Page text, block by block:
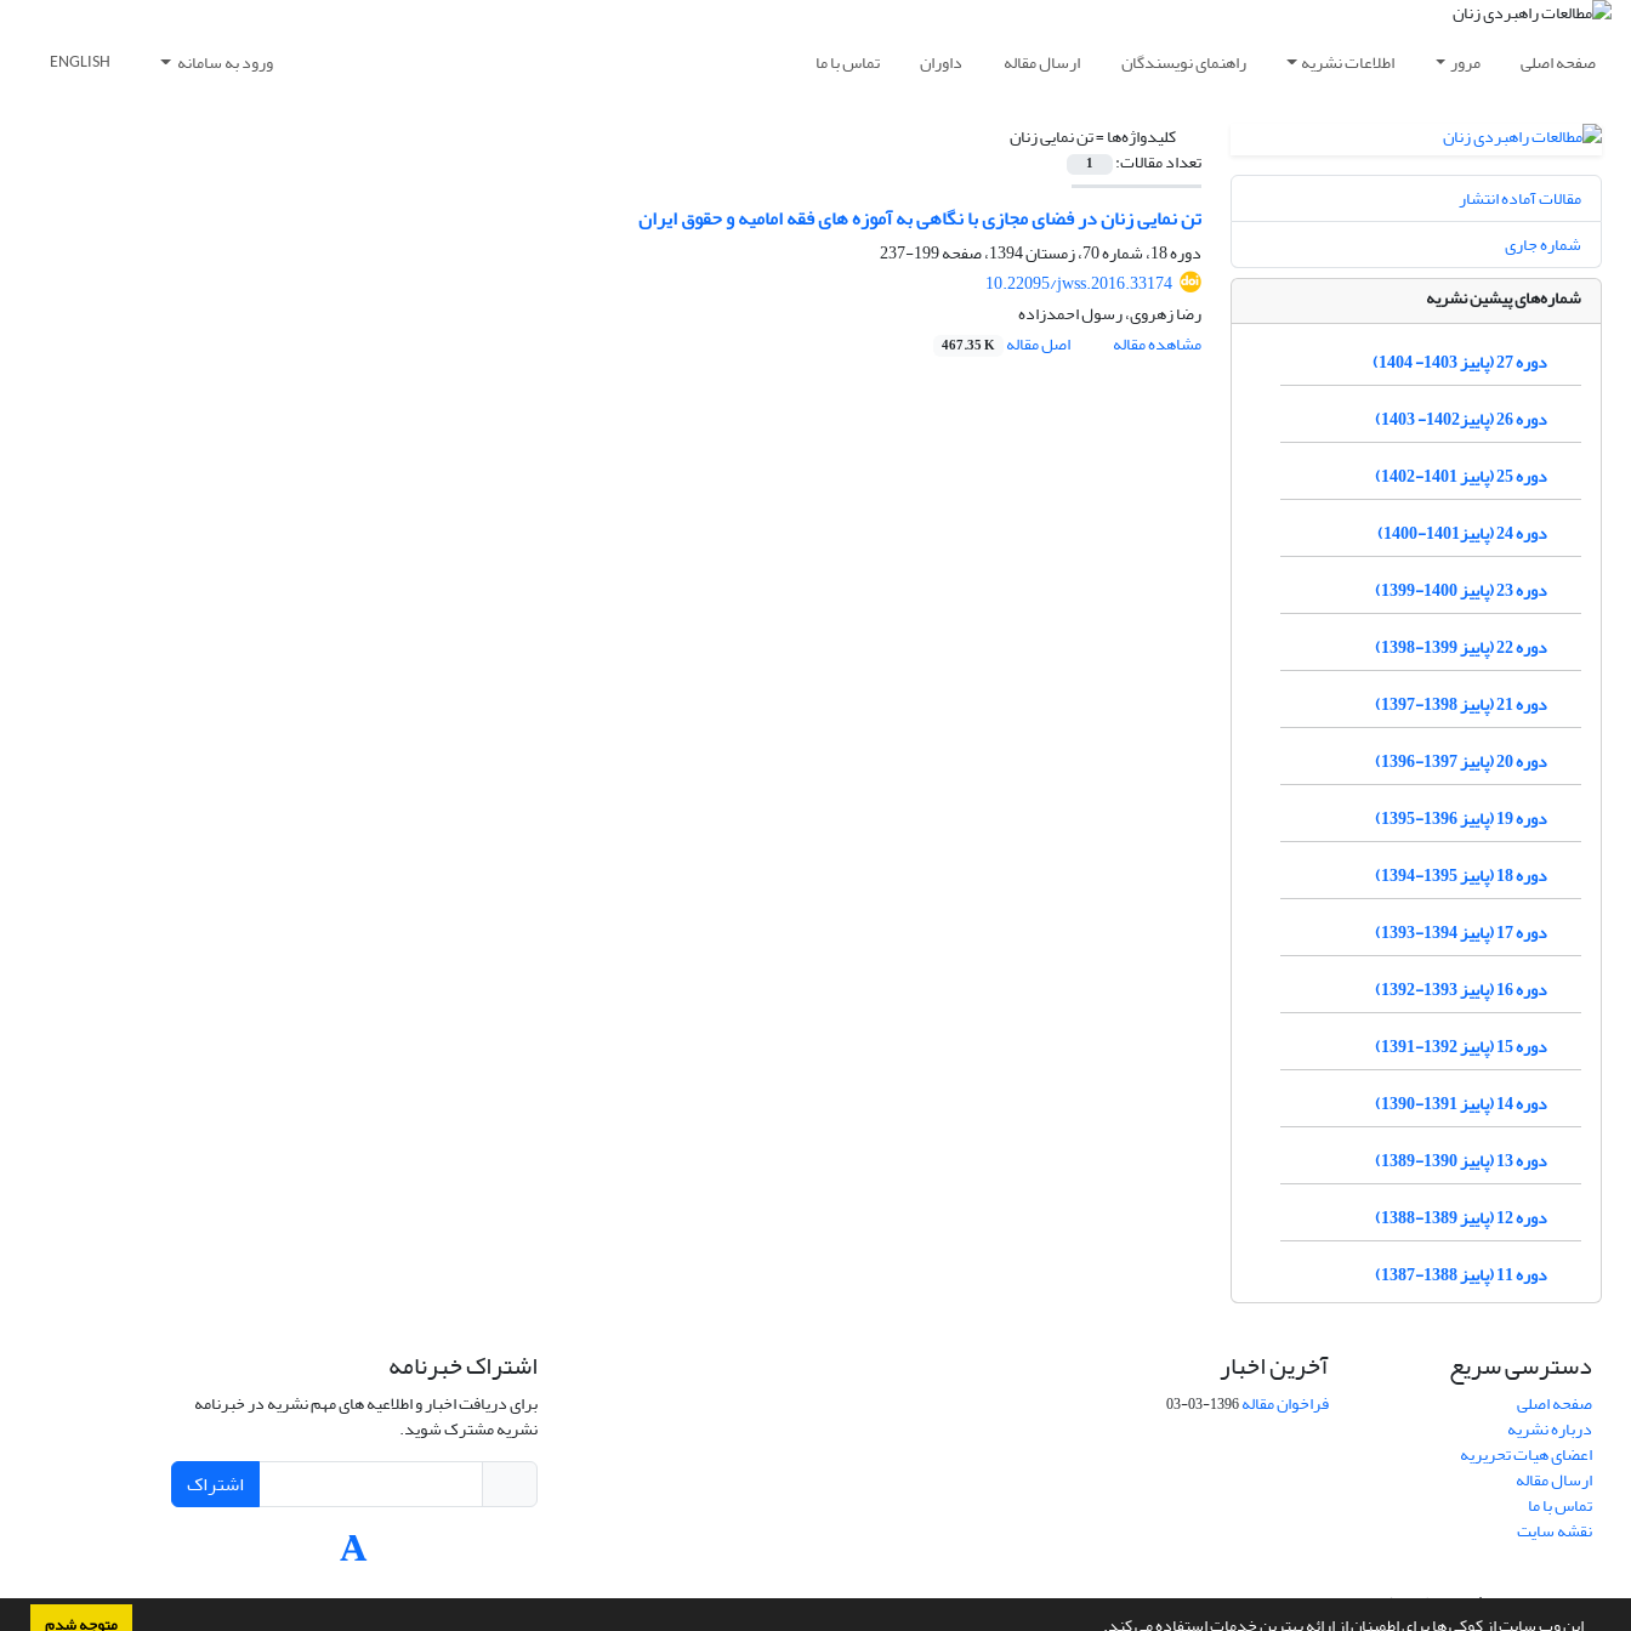
صفحه اصلی مرور اطلاعات نشریه راهنمای نویسندگان ارسال مقاله داوران تماس با ما ورود به سامانه ENGLISH
کلیدواژه‌ها =تن نمایی زنان
تعداد مقالات: 1
تن نمایی زنان در فضای مجازی با نگاهی به آموزه های فقه امامیه و حقوق ایران
دوره 18، شماره 70، زمستان 1394، صفحه
199-237
10.22095/jwss.2016.33174
رضا زهروی، رسول احمدزاده
مشاهده مقاله
اصل مقاله 467.35 K
مقالات آماده انتشار
شماره جاری
شماره‌های پیشین نشریه
دوره 27 (پاییز 1403- 1404)
دوره 26 (پاییز1402- 1403)
دوره 25 (پاییز 1401-1402)
دوره 24 (پاییز1401-1400)
دوره 23 (پاییز 1400-1399)
دوره 22 (پاییز 1399-1398)
دوره 21 (پاییز 1398-1397)
دوره 20 (پاییز 1397-1396)
دوره 19 (پاییز 1396-1395)
دوره 18 (پاییز 1395-1394)
دوره 17 (پاییز 1394-1393)
دوره 16 (پاییز 1393-1392)
دوره 15 (پاییز 1392-1391)
دوره 14 (پاییز 1391-1390)
دوره 13 (پاییز 1390-1389)
دوره 12 (پاییز 1389-1388)
دوره 11 (پاییز 1388-1387)
دسترسی سریع
صفحه اصلی
درباره نشریه
اعضای هیات تحریریه
ارسال مقاله
تماس با ما
نقشه سایت
آخرین اخبار
فراخوان مقاله1396-03-03
اشتراک خبرنامه
برای دریافت اخبار و اطلاعیه های مهم نشریه در خبرنامه
نشریه مشترک شوید.
اشتراک
سامانه مدیریت نشریات علمی.طراحی و پیاده سازی ازسیناوب